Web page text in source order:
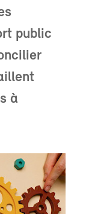
public
à